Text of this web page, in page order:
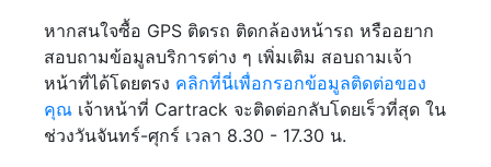
หากสนใจซื้อ GPS ติดรถ ติดกล้องหน้ารถ หรืออยาก
สอบถามข้อมูลบริการต่าง ๆ เพิ่มเติม สอบถามเจ้า
หน้าที่ได้โดยตรง คลิกที่นี่เพื่อกรอกข้อมูลติดต่อของ
คุณ เจ้าหน้าที่ Cartrack จะติดต่อกลับโดยเร็วที่สุด ใน
ช่วงวันจันทร์-ศุกร์ เวลา 8.30 - 17.30 น.